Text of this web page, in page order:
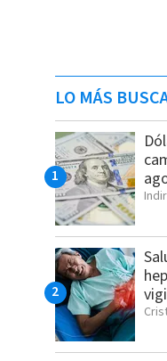
LO MÁS